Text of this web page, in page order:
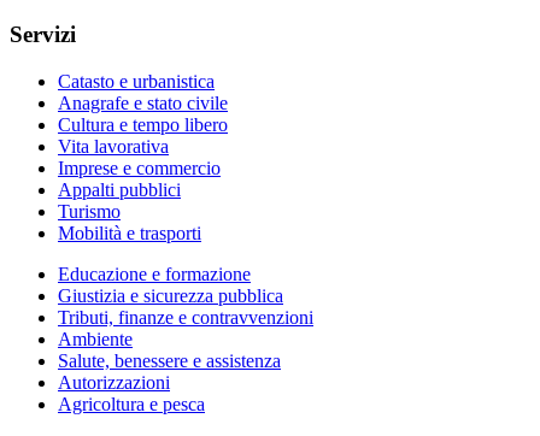
Servizi
Catasto e urbanistica
Anagrafe e stato civile
Cultura e tempo libero
Vita lavorativa
Imprese e commercio
Appalti pubblici
Turismo
Mobilità e trasporti
Educazione e formazione
Giustizia e sicurezza pubblica
Tributi, finanze e contravvenzioni
Ambiente
Salute, benessere e assistenza
Autorizzazioni
Agricoltura e pesca